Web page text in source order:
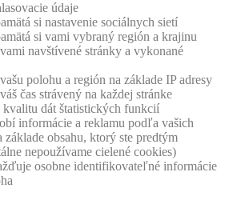
údaje
si nastavenie sociálnych sietí
si vami vybraný región a krajinu
navštívené stránky a vykonané
polohu a región na základe IP adresy
čas strávený na každej stránke
dát štatistických funkcií
informácie a reklamu podľa vašich
základe obsahu, ktorý ste predtým
nepoužívame cielené cookies)
osobne identifikovateľné informácie